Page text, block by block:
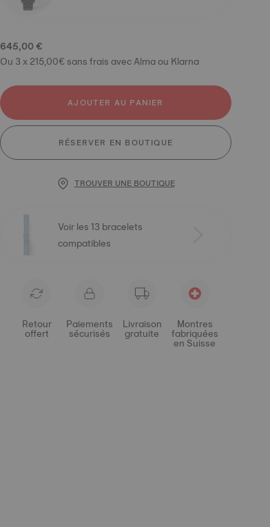
645,00 €
Ou 3 x 215,00€ sans frais avec Alma ou Klarna
AJOUTER AU PANIER
RÉSERVER EN BOUTIQUE
TROUVER UNE BOUTIQUE
Voir les 13 bracelets
compatibles
Retour
offert
Paiements
sécurisés
Livraison
gratuite
Montres
fabriquées
en Suisse